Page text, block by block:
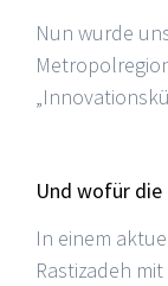
Nun wurde
Und wofür die
In einem
Rastizadeh